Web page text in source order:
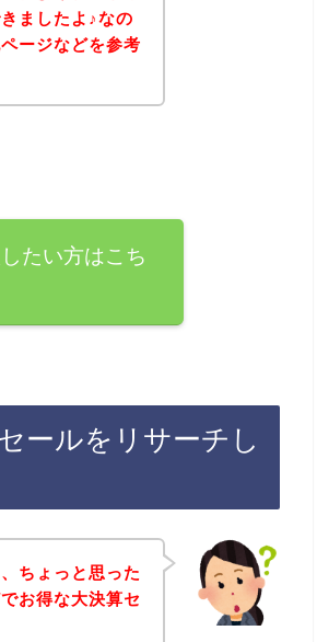
ましたよ♪なの
ージなどを参考
たい方はこち
ールをリサーチし
ちょっと思った
お得な大決算セ